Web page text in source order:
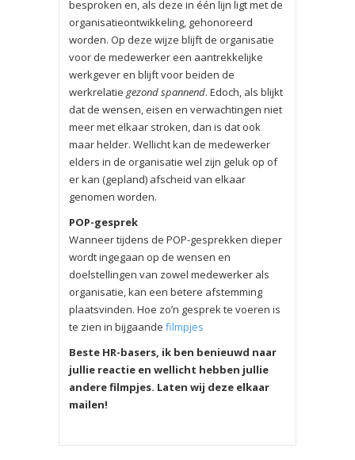
besproken en, als deze in één lijn ligt met de
organisatieontwikkeling, gehonoreerd
worden. Op deze wijze blijft de organisatie
voor de medewerker een aantrekkelijke
werkgever en blijft voor beiden de
werkrelatie gezond spannend. Edoch, als blijkt
dat de wensen, eisen en verwachtingen niet
meer met elkaar stroken, dan is dat ook
maar helder. Wellicht kan de medewerker
elders in de organisatie wel zijn geluk op of
er kan (gepland) afscheid van elkaar
genomen worden.
POP-gesprek
Wanneer tijdens de POP-gesprekken dieper
wordt ingegaan op de wensen en
doelstellingen van zowel medewerker als
organisatie, kan een betere afstemming
plaatsvinden. Hoe zo’n gesprek te voeren is
te zien in bijgaande filmpjes
Beste HR-basers, ik ben benieuwd naar
jullie reactie en wellicht hebben jullie
andere filmpjes. Laten wij deze elkaar
mailen!